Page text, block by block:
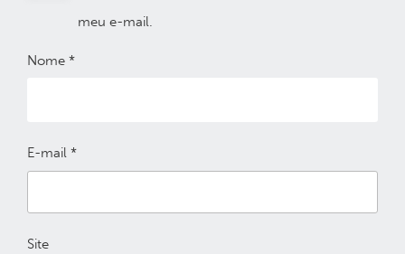
meu e-mail.
Nome *
E-mail *
Site